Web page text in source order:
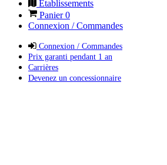
Établissements
Panier0
Connexion / Commandes
Connexion / Commandes
Prix garanti pendant 1 an
Carrières
Devenez un concessionnaire